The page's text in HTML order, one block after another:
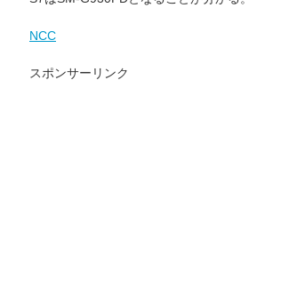
NCC
スポンサーリンク